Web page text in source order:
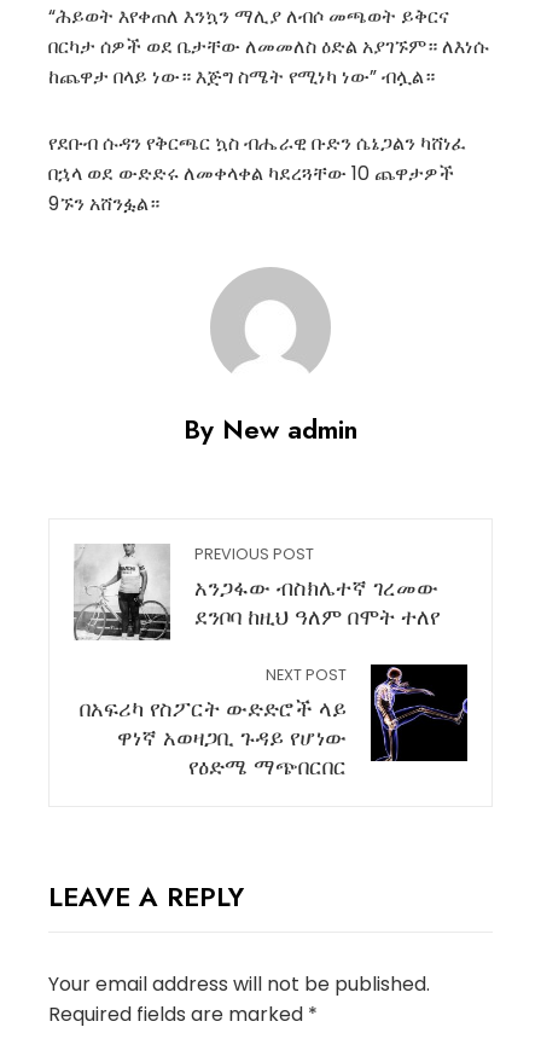
“ሕይወት እየቀጠለ እንኳን ማሊያ ለብሶ መጫወት ይቅርና
በርካታ ሰዎች ወደ ቤታቸው ለመመለስ ዕድል አያገኙም። ለእነሱ
ከጨዋታ በላይ ነው። እጅግ ስሜት የሚነካ ነው” ብሏል።
የደቡብ ሱዳን የቅርጫር ኳስ ብሔራዊ ቡድን ሴኔጋልን ካሸነፈ
በኋላ ወደ ውድድሩ ለመቀላቀል ካደረጓቸው 10 ጨዋታዎች
9ኙን አሸንፏል።
By New admin
PREVIOUS POST
አንጋፋው ብስክሌተኛ ገረመው
ደንቦባ ከዚህ ዓለም በሞት ተለየ
NEXT POST
በአፍሪካ የስፖርት ውድድሮች ላይ
ዋነኛ አወዛጋቢ ጉዳይ የሆነው
የዕድሜ ማጭበርበር
LEAVE A REPLY
Your email address will not be published.
Required fields are marked *